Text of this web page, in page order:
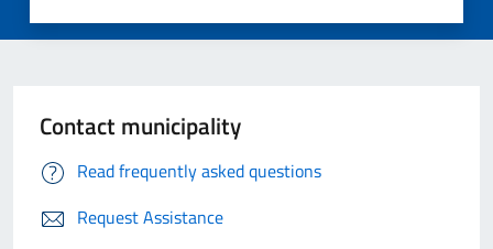
Contact municipality
Read frequently asked questions
Request Assistance